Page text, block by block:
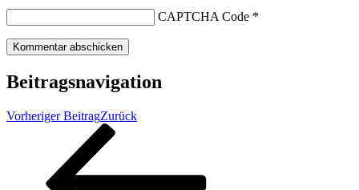
CAPTCHA Code *
Beitragsnavigation
Vorheriger BeitragZurück